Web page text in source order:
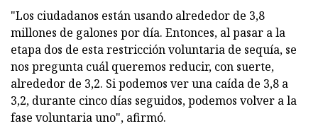
"Los ciudadanos están usando alrededor de 3,8
millones de galones por día. Entonces, al pasar a la
etapa dos de esta restricción voluntaria de sequía, se
nos pregunta cuál queremos reducir, con suerte,
alrededor de 3,2. Si podemos ver una caída de 3,8 a
3,2, durante cinco días seguidos, podemos volver a la
fase voluntaria uno", afirmó.